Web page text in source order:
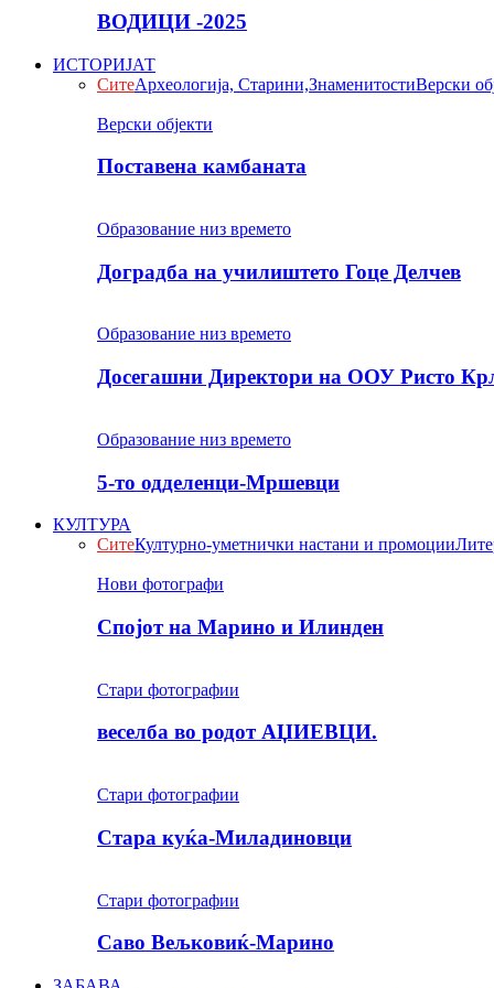
ВОДИЦИ -2025
ИСТОРИЈАТ
СитеАрхеологија, Старини,ЗнаменитостиВерски
Верски објекти
Поставена камбаната
Образование низ времето
Доградба на училиштето Гоце Делчев
Образование низ времето
Досегашни Директори на ООУ Ристо
Образование низ времето
5-то одделенци-Мршевци
КУЛТУРА
СитеКултурно-уметнички настани и промоции
Нови фотографи
Спојот на Марино и Илинден
Стари фотографии
веселба во родот АЏИЕВЦИ.
Стари фотографии
Стара куќа-Миладиновци
Стари фотографии
Саво Вељковиќ-Марино